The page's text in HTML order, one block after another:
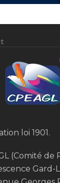
loi 1901.
(Comité
Gard-